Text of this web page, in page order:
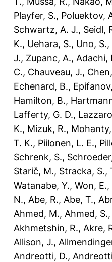
Playfer, S., Poluektov,
Schwartz, A. J., Seidl,
K., Uehara, S., Uno, S.,
J., Zupanc, A., Adachi,
C., Chauveau, J.,
Echenard, B.,
Hamilton, B.,
Lafferty, G. D.,
K., Mizuk, R.,
T. K., Piilonen, L. E.,
Schrenk, S.,
Starič, M., Stracka, S.,
Watanabe, Y., Won, E.,
N., Abe, R., Abe, T.,
Ahmed, M., Ahmed, S.,
Akhmetshin, R., Akre,
Allison, J.,
Andreotti, D.,